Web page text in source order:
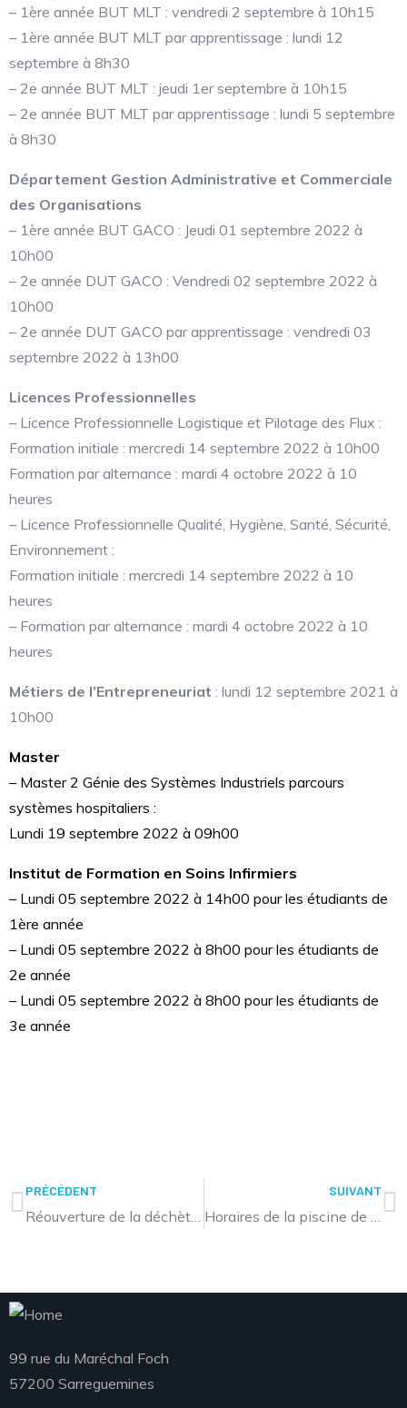
– 1ère année BUT MLT : vendredi 2 septembre à 10h15
– 1ère année BUT MLT par apprentissage : lundi 12
septembre à 8h30
– 2e année BUT MLT : jeudi 1er septembre à 10h15
– 2e année BUT MLT par apprentissage : lundi 5 septembre
à 8h30
Département Gestion Administrative et Commerciale
des Organisations
– 1ère année BUT GACO : Jeudi 01 septembre 2022 à
10h00
– 2e année DUT GACO : Vendredi 02 septembre 2022 à
10h00
– 2e année DUT GACO par apprentissage : vendredi 03
septembre 2022 à 13h00
Licences Professionnelles
– Licence Professionnelle Logistique et Pilotage des Flux :
Formation initiale : mercredi 14 septembre 2022 à 10h00
Formation par alternance : mardi 4 octobre 2022 à 10
heures
– Licence Professionnelle Qualité, Hygiène, Santé, Sécurité,
Environnement :
Formation initiale : mercredi 14 septembre 2022 à 10
heures
– Formation par alternance : mardi 4 octobre 2022 à 10
heures
Métiers de l’Entrepreneuriat : lundi 12 septembre 2021 à
10h00
Master
– Master 2 Génie des Systèmes Industriels parcours
systèmes hospitaliers :
Lundi 19 septembre 2022 à 09h00
Institut de Formation en Soins Infirmiers
– Lundi 05 septembre 2022 à 14h00 pour les étudiants de
1ère année
– Lundi 05 septembre 2022 à 8h00 pour les étudiants de
2e année
– Lundi 05 septembre 2022 à 8h00 pour les étudiants de
3e année
PRÉCÉDENT
Réouverture de la déchèterie de Rouhling
SUIVANT
Horaires de la piscine de Sarralbe du 29 août au 04 septembre
99 rue du Maréchal Foch
57200 Sarreguemines